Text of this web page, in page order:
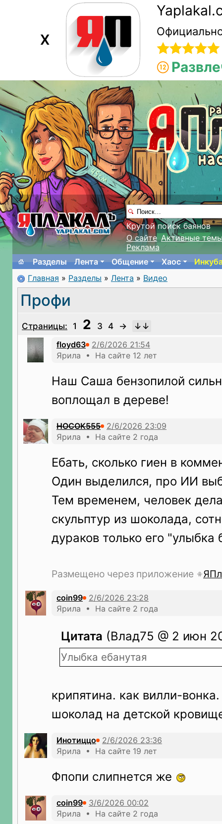
X
Крутой поиск баянов
О сайте Активные
Реклама
Разделы
Лента Общение Хаос
Главная » Разделы » Лента » Видео
Профи
Страницы: 1 2 3 4
→
floyd63
Ярила • На сайте 12 лет
Наш Саша бензопилой
воплощал в дереве!
HOCOK555
Ярила • На сайте 2 года
Ебать, сколько гиен в
Один выделился, про ИИ
Тем временем, человек
скульптур из шоколада,
дураков только его "улыбка
Размещено через приложение
coin99
Ярила • На сайте 2 года
Цитата (Влад75 @ 2 июн
Улыбка ебанутая
крипятина. как вилли-вонка.
шоколад на детской
Инотиццо
Ярила • На сайте 19 лет
Фпопи слипнется же
coin99
Ярила • На сайте 2 года